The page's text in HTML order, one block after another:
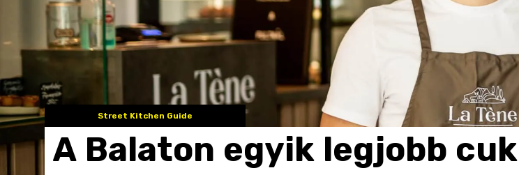
Street Kitchen Guide
A Balaton egyik legjobb